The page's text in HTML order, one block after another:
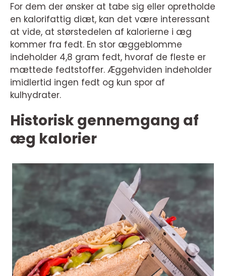
For dem der ønsker at tabe sig eller opretholde
en kalorifattig diæt, kan det være interessant
at vide, at størstedelen af kalorierne i æg
kommer fra fedt. En stor æggeblomme
indeholder 4,8 gram fedt, hvoraf de fleste er
mættede fedtstoffer. Æggehviden indeholder
imidlertid ingen fedt og kun spor af
kulhydrater.
Historisk gennemgang af
æg kalorier